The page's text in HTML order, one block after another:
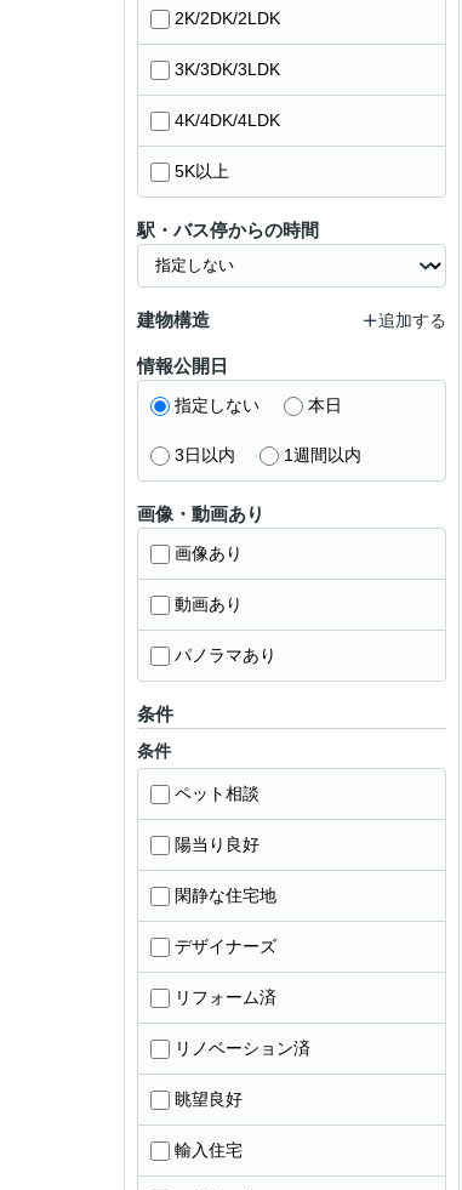
2K/2DK/2LDK
3K/3DK/3LDK
4K/4DK/4LDK
5K以上
駅・バス停からの時間
建物構造 追加する
情報公開日
指定しない 本日
3日以内 1週間以内
画像・動画あり
画像あり
動画あり
パノラマあり
条件
条件
ペット相談
陽当り良好
閑静な住宅地
デザイナーズ
リフォーム済
リノベーション済
眺望良好
輸入住宅